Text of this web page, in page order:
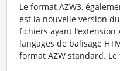
Le format AZW3,
est la nouvelle version
fichiers ayant
langages de balisage
format AZW standard. Le